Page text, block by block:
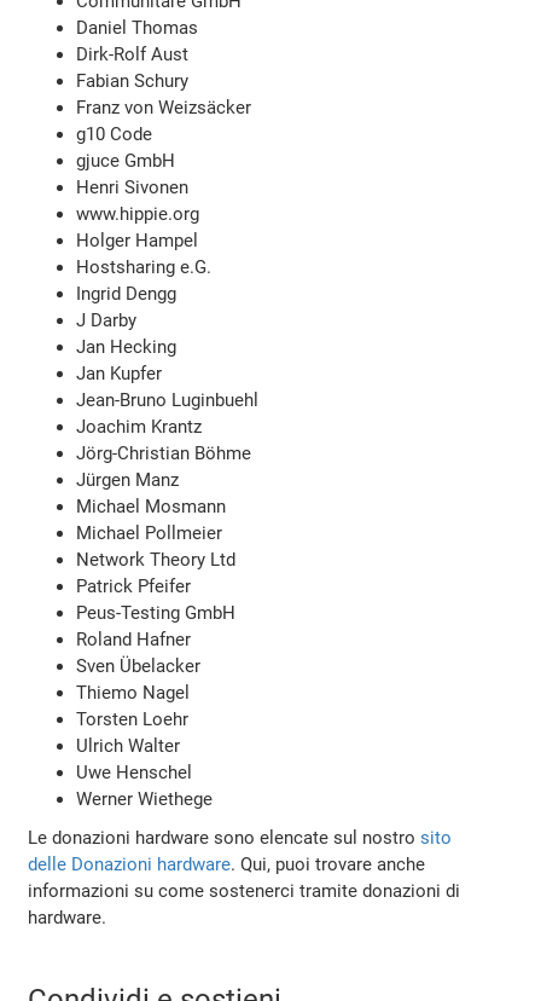
Daniel Thomas
Dirk-Rolf Aust
Fabian Schury
Franz von Weizsäcker
g10 Code
gjuce GmbH
Henri Sivonen
www.hippie.org
Holger Hampel
Hostsharing e.G.
Ingrid Dengg
J Darby
Jan Hecking
Jan Kupfer
Jean-Bruno Luginbuehl
Joachim Krantz
Jörg-Christian Böhme
Jürgen Manz
Michael Mosmann
Michael Pollmeier
Network Theory Ltd
Patrick Pfeifer
Peus-Testing GmbH
Roland Hafner
Sven Übelacker
Thiemo Nagel
Torsten Loehr
Ulrich Walter
Uwe Henschel
Werner Wiethege
Le donazioni hardware sono elencate sul nostrosito
delle Donazioni hardware. Qui, puoi trovare anche
informazioni su come sostenerci tramite donazioni di
hardware.